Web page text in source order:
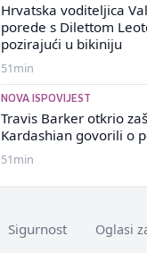
Hrvatska voditeljica
porede s Dilettom
pozirajući u bikiniju
51min
NOVA ISPOVIJEST
Travis Barker otkrio
Kardashian govorili o
51min
Sigurnost Oglasi